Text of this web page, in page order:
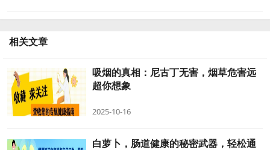
相关文章
吸烟的真相：尼古丁无害，烟草危害远
超你想象
2025-10-16
白萝卜，肠道健康的秘密武器，轻松通